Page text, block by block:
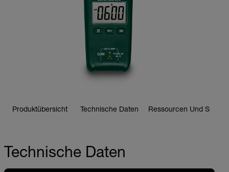
Produktübersicht Technische Daten Ressourcen Und
Technische Daten